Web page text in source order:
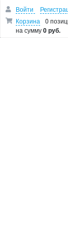
Войти
Корзина
0
на сумму0 руб.